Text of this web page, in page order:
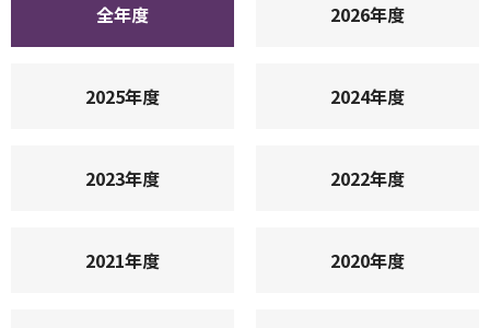
全年度 2026年度
2025年度 2024年度
2023年度 2022年度
2021年度 2020年度